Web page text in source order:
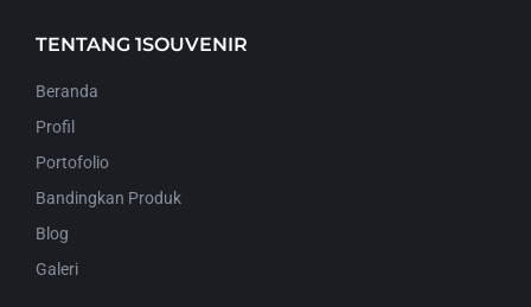
TENTANG 1SOUVENIR
Beranda
Profil
Portofolio
Bandingkan Produk
Blog
Galeri